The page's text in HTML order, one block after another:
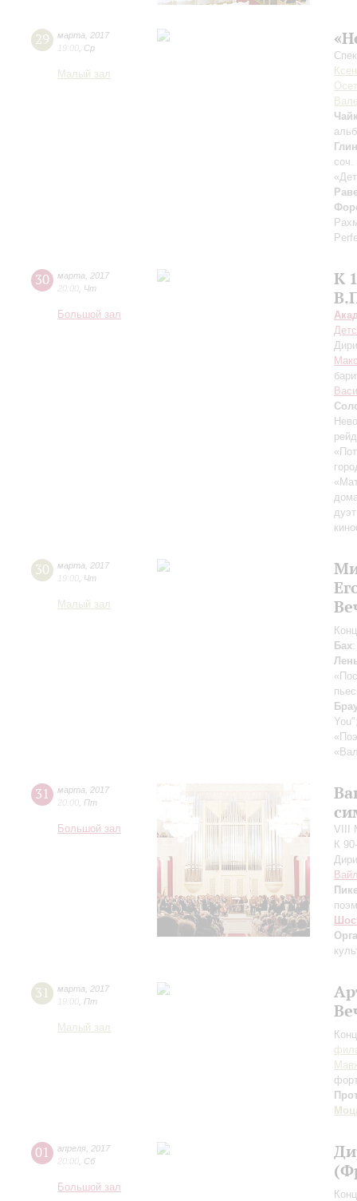
29 марта
2017
19:00 Ср
Малый зал
30 марта
2017
20:00 Чт
Большой зал
К
30 марта
2017
19:00 Чт
Малый зал
Бах
31 марта
2017
20:00 Пт
Большой зал
VIII
К
31 марта
2017
19:00 Пт
Малый зал
01 апреля 2017
20:00 Сб
Большой зал